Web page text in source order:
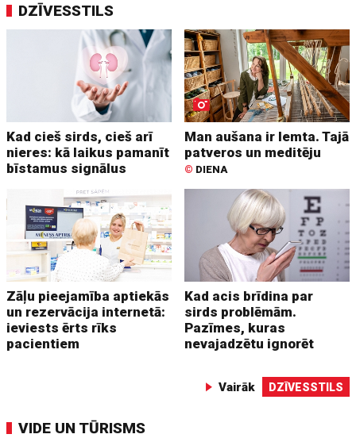
DZĪVESSTILS
Kad cieš sirds, cieš arī
nieres: kā laikus pamanīt
bīstamus signālus
Man aušana ir lemta. Tajā
patveros un meditēju
© DIENA
Zāļu pieejamība aptiekās
un rezervācija internetā:
ieviests ērts rīks
pacientiem
Kad acis brīdina par
sirds problēmām.
Pazīmes, kuras
nevajadzētu ignorēt
Vairāk DZĪVESSTILS
VIDE UN TŪRISMS